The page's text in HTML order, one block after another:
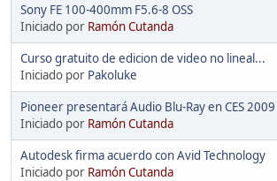
Sony FE 100-400mm F5.6-8 OSS
Iniciado por Ramón Cutanda
Curso gratuito de edicion de video no lineal...
Iniciado por Pakoluke
Pioneer presentará Audio Blu-Ray en CES 2009
Iniciado por Ramón Cutanda
Autodesk firma acuerdo con Avid Technology
Iniciado por Ramón Cutanda